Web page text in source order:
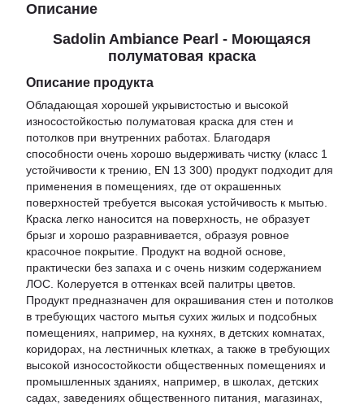
Описание
Sadolin Ambiance Pearl - Моющаяся
полуматовая краска
Описание продукта
Обладающая хорошей укрывистостью и высокой
износостойкостью полуматовая краска для стен и
потолков при внутренних работах. Благодаря
способности очень хорошо выдерживать чистку (класс 1
устойчивости к трению, EN 13 300) продукт подходит для
применения в помещениях, где от окрашенных
поверхностей требуется высокая устойчивость к мытью.
Краска легко наносится на поверхность, не образует
брызг и хорошо разравнивается, образуя ровное
красочное покрытие. Продукт на водной основе,
практически без запаха и с очень низким содержанием
ЛОС. Колеруется в оттенках всей палитры цветов.
Продукт предназначен для окрашивания стен и потолков
в требующих частого мытья сухих жилых и подсобных
помещениях, например, на кухнях, в детских комнатах,
коридорах, на лестничных клетках, а также в требующих
высокой износостойкости общественных помещениях и
промышленных зданиях, например, в школах, детских
садах, заведениях общественного питания, магазинах,